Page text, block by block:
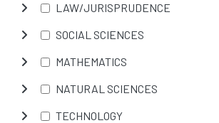
LAW/JURISPRUDENCE
SOCIAL SCIENCES
MATHEMATICS
NATURAL SCIENCES
TECHNOLOGY